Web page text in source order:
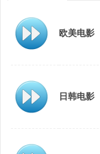
欧美电影
日韩电影